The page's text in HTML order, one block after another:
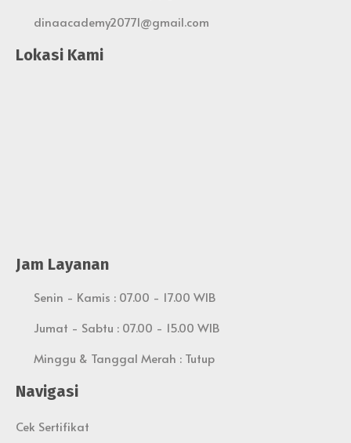
dinaacademy20771@gmail.com
Lokasi Kami
Jam Layanan
Senin - Kamis : 07.00 - 17.00 WIB
Jumat - Sabtu : 07.00 - 15.00 WIB
Minggu & Tanggal Merah : Tutup
Navigasi
Cek Sertifikat